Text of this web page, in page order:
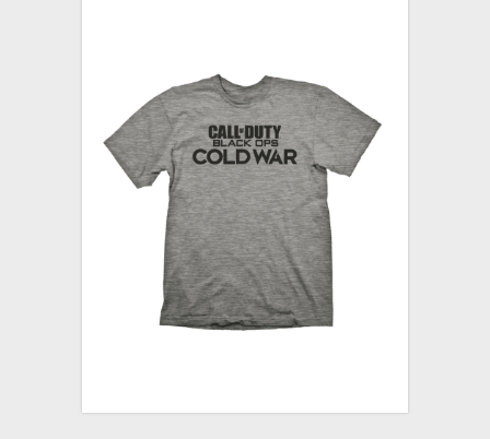
PRODEJNY
TCG & BOARDGAME HUB
VÝKUP HER (BAZAR)